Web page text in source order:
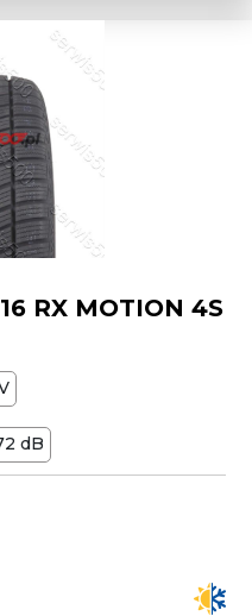
RX MOTION 4S
dB